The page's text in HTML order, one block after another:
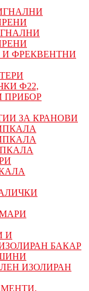
И ФРЕКВЕНТНИ
Ф22,
ПРИБОР
ЗА КРАНОВИ
И
БАКАР
ИЗОЛИРАН